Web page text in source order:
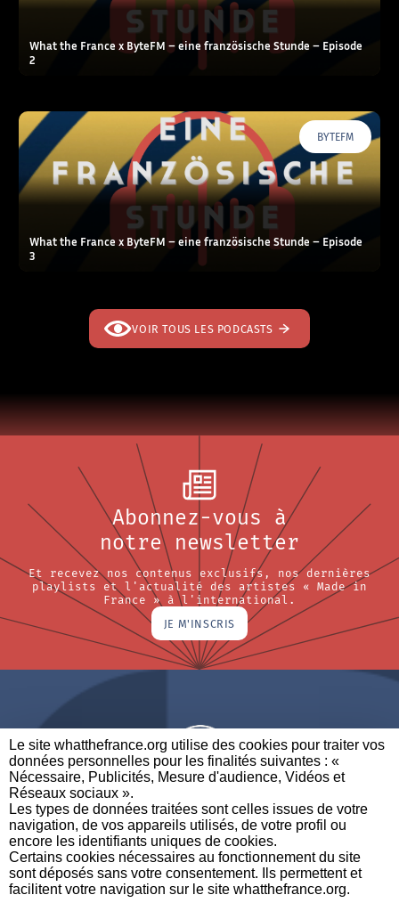
Le site whatthefrance.org utilise des cookies pour traiter vos
données personnelles pour les finalités suivantes : «
Nécessaire, Publicités, Mesure d'audience, Vidéos et
Réseaux sociaux ». ​
Les types de données traitées sont celles issues de votre
navigation, de vos appareils utilisés, de votre profil ou
encore les identifiants uniques de cookies. ​
Certains cookies nécessaires au fonctionnement du site
sont déposés sans votre consentement. Ils permettent et
facilitent votre navigation sur le site whatthefrance.org. ​
What the France x ByteFM – eine französische Stunde – Episode
2
BYTEFM
What the France x ByteFM – eine französische Stunde – Episode
3
VOIR TOUS LES PODCASTS
Abonnez-vous à
notre newsletter
Et recevez nos contenus exclusifs, nos dernières
playlists et l'actualité des artistes « Made in
France » à l'international.
JE M'INSCRIS
A BRAND OF
PARTENAIRES CONTACTEZ-NOUS MENTIONS LÉGALES